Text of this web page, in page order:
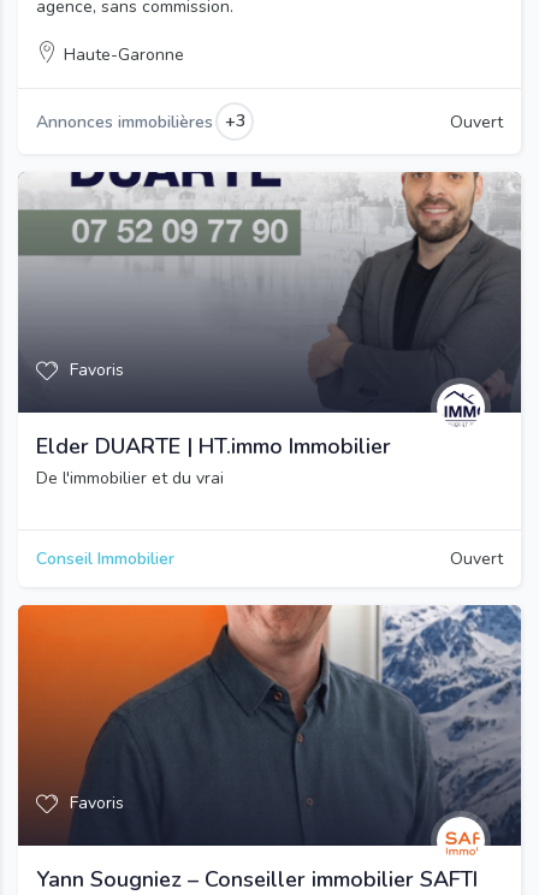
agence, sans commission.
Haute-Garonne
Annonces immobilières +3 Ouvert
Favoris
Elder DUARTE | HT.immo Immobilier
De l'immobilier et du vrai
Conseil Immobilier Ouvert
Favoris
Yann Sougniez – Conseiller immobilier SAFTI